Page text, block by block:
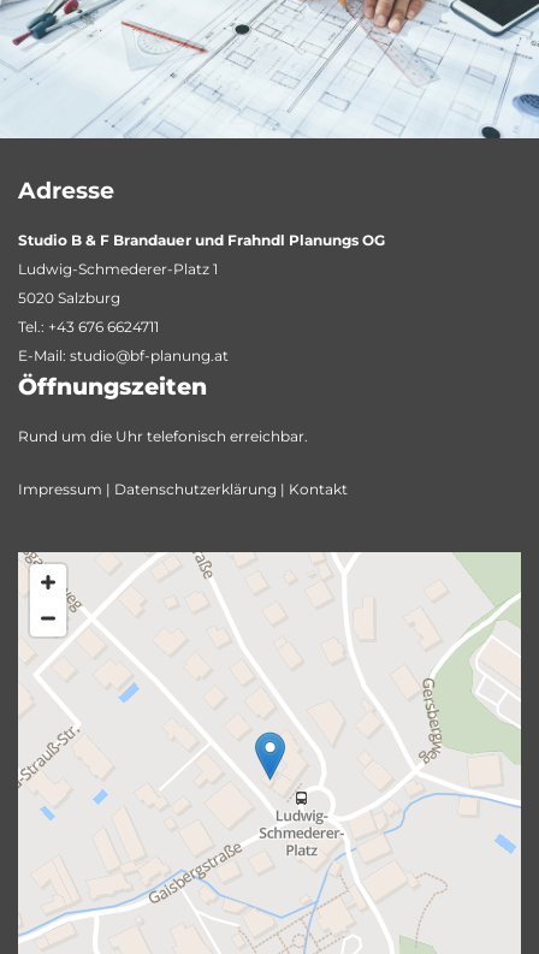
Adresse
Studio B & F Brandauer und Frahndl Planungs OG
Ludwig-Schmederer-Platz 1
5020 Salzburg
Tel.: +43 676 6624711
E-Mail: studio@bf-planung.at
Öffnungszeiten
Rund um die Uhr telefonisch erreichbar.
Impressum | Datenschutzerklärung | Kontakt